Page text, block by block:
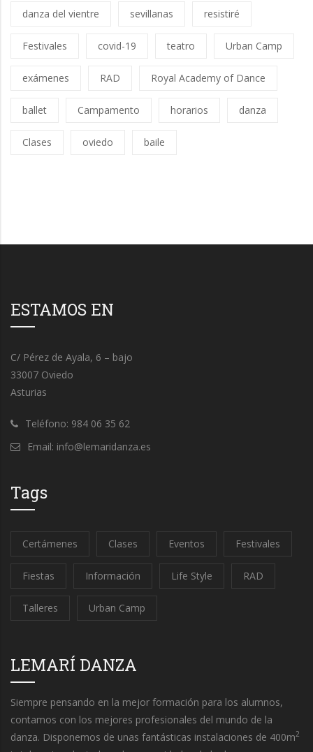
danza del vientre sevillanas resistiré
Festivales covid-19 teatro Urban Camp
exámenes RAD Royal Academy of Dance
ballet Campamento horarios danza
Clases oviedo baile
ESTAMOS EN
C/ Pérez de Ayala, 6 – bajo
33007 Oviedo
Asturias
Teléfono: 984 06 35 62
Email: info@lemaridanza.es
Tags
Certámenes Clases Eventos Festivales
Fiestas Información Life Style RAD
Talleres Urban Camp
LEMARÍ DANZA
Siempre pensando en la mejor formación para los alumnos,
contamos con los mejores profesionales del mundo de la
danza. Disponemos de unas fantásticas instalaciones de 400m2